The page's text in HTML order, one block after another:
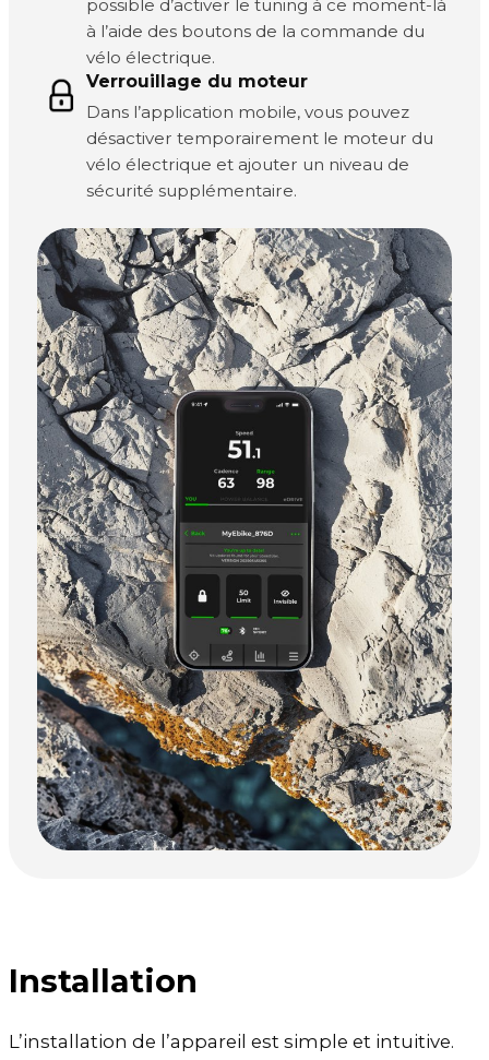
possible d’activer le tuning à ce moment-là
à l’aide des boutons de la commande du
vélo électrique.
Verrouillage du moteur
Dans l’application mobile, vous pouvez
désactiver temporairement le moteur du
vélo électrique et ajouter un niveau de
sécurité supplémentaire.
Installation
L’installation de l’appareil est simple et intuitive.